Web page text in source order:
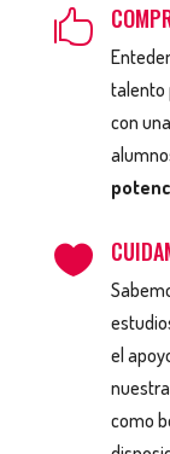

talento
con

el
como